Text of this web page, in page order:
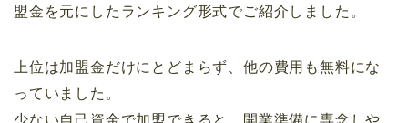
盟金を元にしたランキング形式でご紹介しました。
上位は加盟金だけにとどまらず、他の費用も無料にな
っていました。
少ない自己資金で加盟できると、開業準備に専念しや